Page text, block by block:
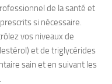
de la santé et
si nécessaire.
vos niveaux de
et de triglycérides
sain et en suivant les